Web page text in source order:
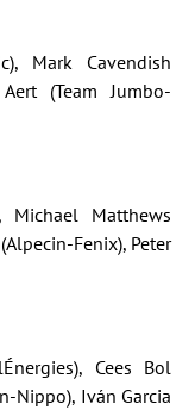
Mark Cavendish
(Team Jumbo-
Michael Matthews
Fenix), Peter
Cees Bol
Nippo), Iván Garcia